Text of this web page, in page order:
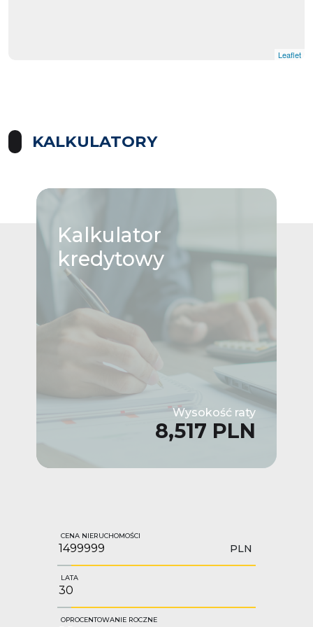
Leaflet
KALKULATORY
Kalkulator
kredytowy
Wysokość raty
8,517 PLN
CENA NIERUCHOMOŚCI
PLN
LATA
OPROCENTOWANIE ROCZNE